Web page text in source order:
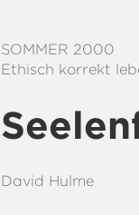
SOMMER 2000
Ethisch korrekt
David Hulme